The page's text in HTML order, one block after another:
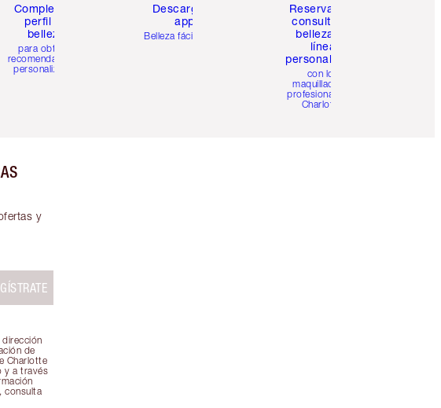
Completa tu
perfil de
belleza
para obtener
recomendaciones
personalizadas
Descarga la
app
Belleza fácil para ti
Reserva una
consulta de
belleza en
línea
personalizada
con los
maquilladores
profesionales de
Charlotte.
y
de
Charlotte
y a través
consulta